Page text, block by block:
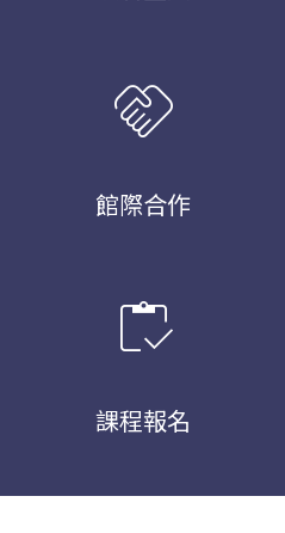
handshake
館際合作
inventory
課程報名